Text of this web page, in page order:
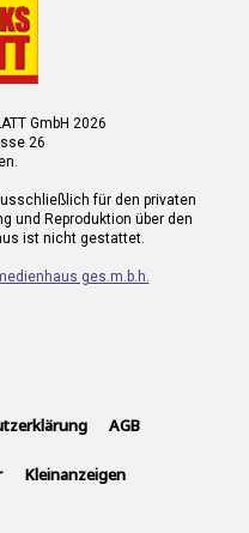
GmbH 2026
26
für den privaten
und Reproduktion über den
ist nicht gestattet.
ges.m.b.h.
AGB
Kleinanzeigen